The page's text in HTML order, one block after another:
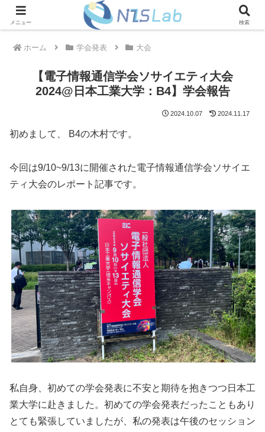
ホーム 学会発表 大会
【電子情報通信学会ソサイエティ大会
2024@日本工業大学：B4】学会報告
2024.10.07 2024.11.17
初めまして、 B4の木村です。
今回は9/10~9/13に開催された電子情報通信学会ソサイエ
ティ大会のレポート記事です。
私自身、初めての学会発表に不安と期待を抱きつつ日本工
業大学に赴きました。初めての学会発表だったこともあり
とても緊張していましたが、私の発表は午後のセッション
メニュー 検索